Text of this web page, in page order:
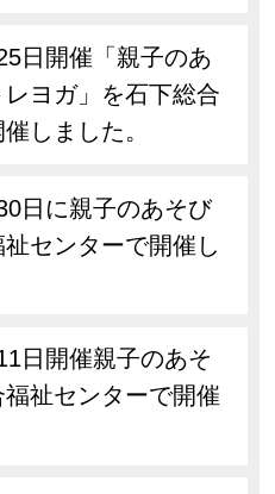
日開催「親子のあ
ヨガ」を石下総合
しました。
日に親子のあそび
センターで開催し
日開催親子のあそ
祉センターで開催